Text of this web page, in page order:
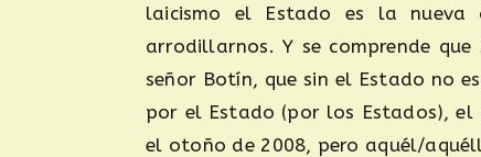
laicismo el Estado es la
arrodillarnos. Y se comprende
señor Botín, que sin el Estado no
por el Estado (por los Estados), el
el otoño de 2008, pero aquél/